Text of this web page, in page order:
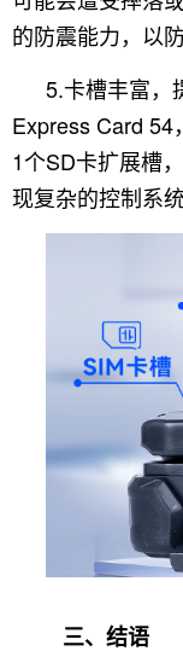
的防震能力，以
5.卡槽丰富，
Express Card 54
1个SD卡扩展槽
现复杂的控制系统
三、结语